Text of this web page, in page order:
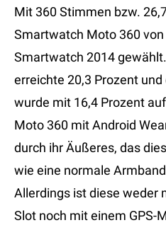
Mit 360 Stimmen bzw.
Smartwatch Moto 360
Smartwatch 2014 gewählt.
erreichte 20,3 Prozent
wurde mit 16,4 Prozent
Moto 360 mit Android
durch ihr Äußeres, das
wie eine normale
Allerdings ist diese weder
Slot noch mit einem GPS-